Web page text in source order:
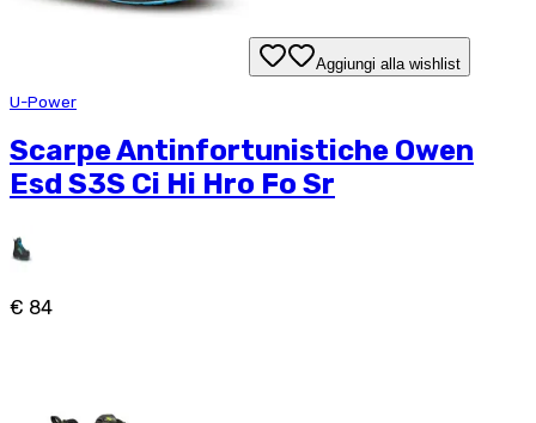
Aggiungi alla wishlist
U-Power
Scarpe Antinfortunistiche Owen
Esd S3S Ci Hi Hro Fo Sr
€ 84